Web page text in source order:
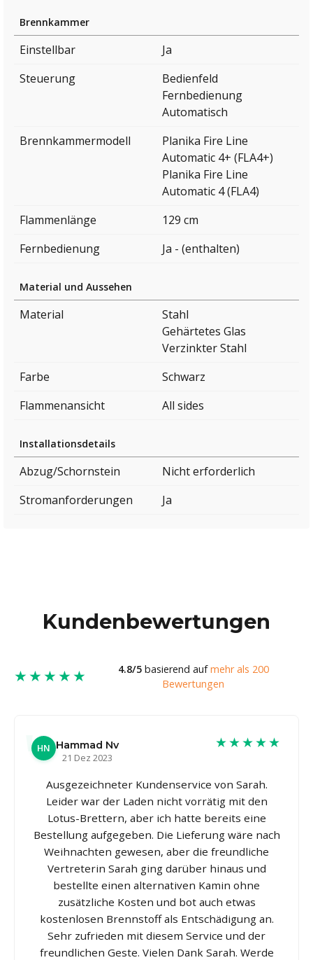
Brennkammer
Einstellbar
Ja
Steuerung
Bedienfeld
Fernbedienung
Automatisch
Brennkammermodell
Planika Fire Line
Automatic 4+ (FLA4+)
Planika Fire Line
Automatic 4 (FLA4)
Flammenlänge
129 cm
Fernbedienung
Ja - (enthalten)
Material und Aussehen
Material
Stahl
Gehärtetes Glas
Verzinkter Stahl
Farbe
Schwarz
Flammenansicht
All sides
Installationsdetails
Abzug/Schornstein
Nicht erforderlich
Stromanforderungen
Ja
Kundenbewertungen
★★★★★ 4.8/5basierend aufmehr als 200
Bewertungen
HN Hammad Nv
21 Dez 2023
★★★★★
Ausgezeichneter Kundenservice von Sarah.
Leider war der Laden nicht vorrätig mit den
Lotus-Brettern, aber ich hatte bereits eine
Bestellung aufgegeben. Die Lieferung wäre nach
Weihnachten gewesen, aber die freundliche
Vertreterin Sarah ging darüber hinaus und
bestellte einen alternativen Kamin ohne
zusätzliche Kosten und bot auch etwas
kostenlosen Brennstoff als Entschädigung an.
Sehr zufrieden mit diesem Service und der
freundlichen Geste. Vielen Dank Sarah. Werde